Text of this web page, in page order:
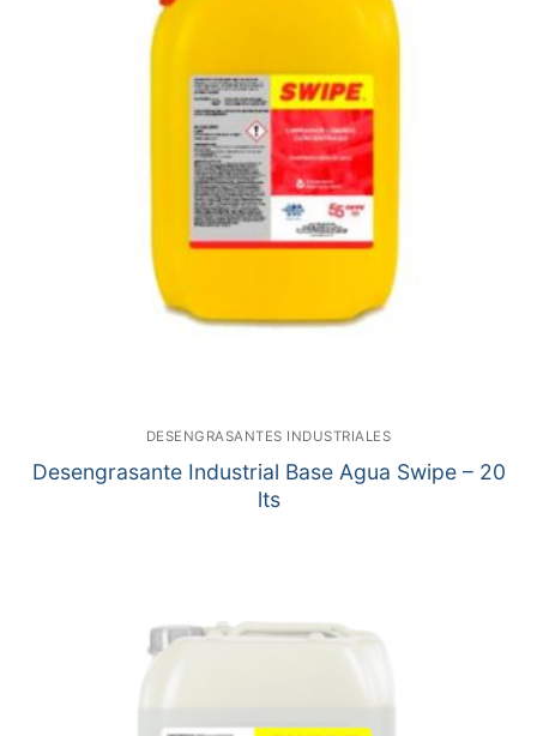
DESENGRASANTES INDUSTRIALES
Desengrasante Industrial Base Agua Swipe – 20
lts